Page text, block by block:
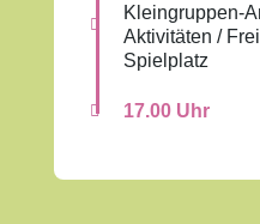

Kleingruppen-
Aktivitäten /
Spielplatz
 17.00 Uhr